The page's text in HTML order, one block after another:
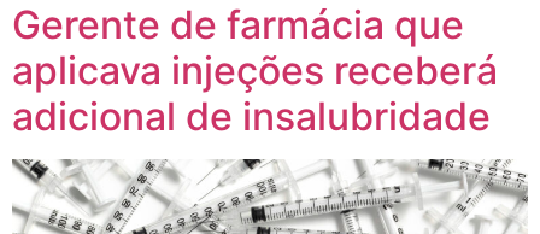
Gerente de farmácia que
aplicava injeções receberá
adicional de insalubridade